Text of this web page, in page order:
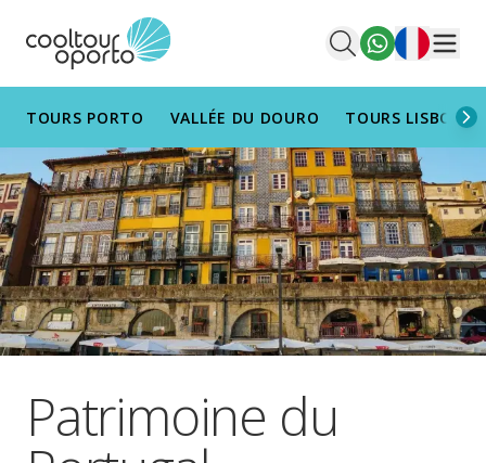
Français
TOURS PORTO VALLÉE DU DOURO TOURS
Patrimoine du